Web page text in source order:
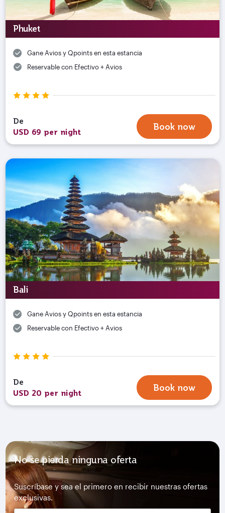
Phuket
Gane Avios y Qpoints en esta estancia
Reservable con Efectivo + Avios
De
USD 69 per night
Book now
Bali
Gane Avios y Qpoints en esta estancia
Reservable con Efectivo + Avios
De
USD 20 per night
Book now
No se pierda ninguna oferta
Suscríbase y sea el primero en recibir nuestras ofertas
exclusivas.